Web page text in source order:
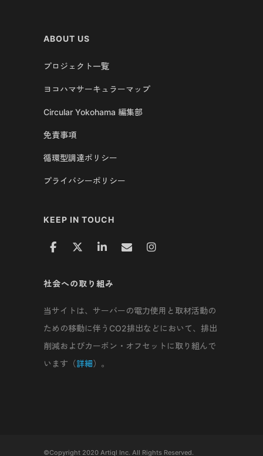
ABOUT US
プロジェクト一覧
ヨコハマサーキュラーマップ
Circular Yokohama 編集部
免責事項
循環型調達ポリシー
プライバシーポリシー
KEEP IN TOUCH
社会への取り組み
当サイトは、サーバーの電力使用と取材活動の
ための移動に伴うCO2排出などにおいて、排出
削減およびカーボン・オフセットに取り組んで
います（詳細）。
©Copyright 2020 Artiql Inc. All Rights Reserved.